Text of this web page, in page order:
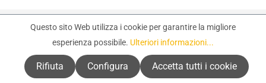
Utile anche:
Questo sito Web utilizza i cookie per garantire la migliore
esperienza possibile. Ulteriori informazioni...
Rifiuta Configura Accetta tutti i cookie